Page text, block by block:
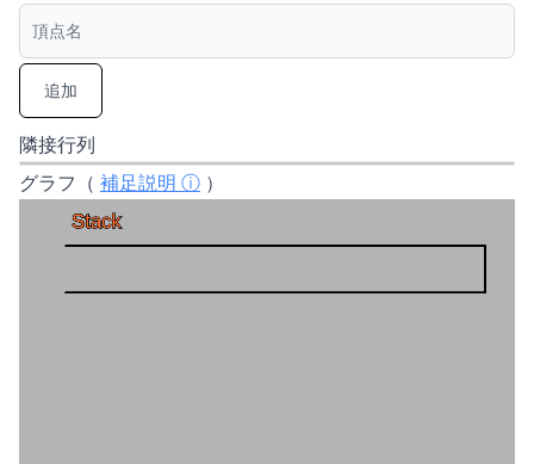
追加
隣接行列
グラフ（ 補足説明 ⓘ ）